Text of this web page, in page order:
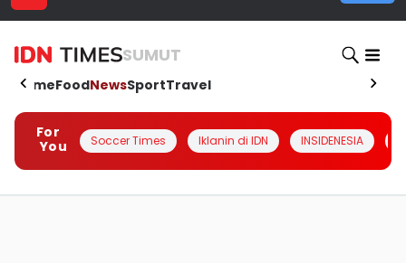
SUMUT
HomeFoodNewsSportTravel
For
You
Soccer Times Iklanin di IDN INSIDENESIA